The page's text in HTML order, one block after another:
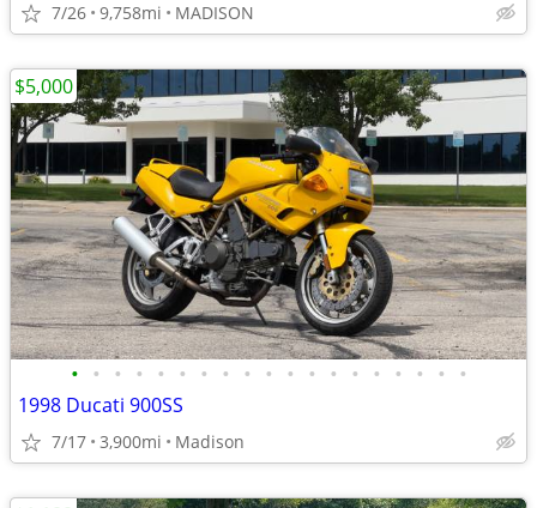
7/26 9,758mi MADISON
• • • • • • • • • • • • • • • • • • •
1998 Ducati 900SS
7/17 3,900mi Madison
$5,000